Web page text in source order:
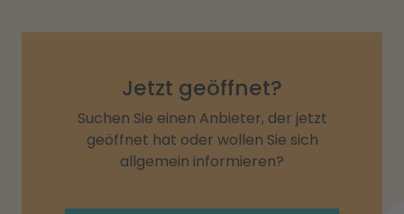
Jetzt geöffnet?
Suchen Sie einen Anbieter, der jetzt
geöffnet hat oder wollen Sie sich
allgemein informieren?